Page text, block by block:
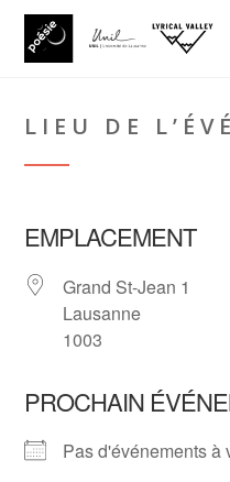
LIEU DE
EMPLACEMENT
Grand St-Jean 1
Lausanne
1003
PROCHAIN
Pas d'événements à